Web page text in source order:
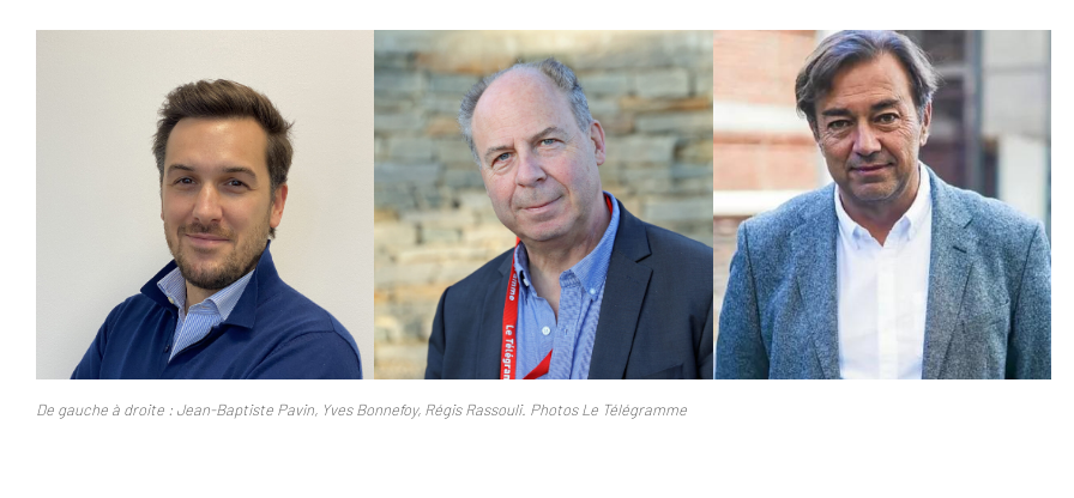
De gauche à droite : Jean-Baptiste Pavin, Yves Bonnefoy, Régis Rassouli. Photos Le Télégramme